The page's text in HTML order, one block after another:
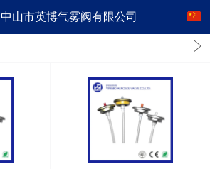
中山市英博气雾阀有限公司